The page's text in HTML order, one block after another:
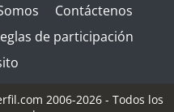
Contáctenos
de participación
2006-2026 - Todos los